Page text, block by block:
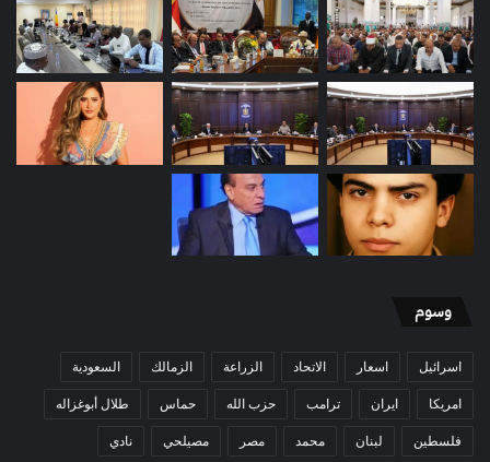
وسوم
اسرائيل اسعار الاتحاد الزراعة الزمالك السعودية
امريكا ايران ترامب حزب الله حماس طلال أبوغزاله
فلسطين لبنان محمد مصر مصيلحي نادي